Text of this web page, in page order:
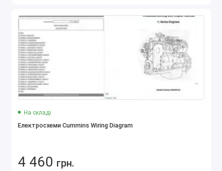
На складі
Електросхеми Cummins Wiring Diagram
4 460 грн.